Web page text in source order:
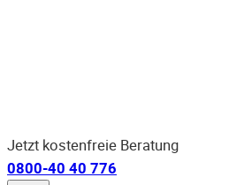
Jetzt kostenfreie Beratung
0800-40 40 776